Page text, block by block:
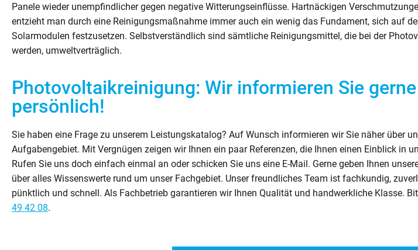
Panele wieder unempfindlicher gegen negative Witterungseinflüsse. Hartnäckigen
entzieht man durch eine Reinigungsmaßnahme immer auch ein wenig das Fundament, sich auf
Solarmodulen festzusetzen. Selbstverständlich sind sämtliche Reinigungsmittel, die bei der
werden, umweltverträglich.
Photovoltaikreinigung: Wir informieren Sie
persönlich!
Sie haben eine Frage zu unserem Leistungskatalog? Auf Wunsch informieren wir Sie näher über
Aufgabengebiet. Mit Vergnügen zeigen wir Ihnen ein paar Referenzen, die Ihnen einen Einblick in
Rufen Sie uns doch einfach einmal an oder schicken Sie uns eine E-Mail. Gerne geben Ihnen
über alles Wissenswerte rund um unser Fachgebiet. Unser freundliches Team ist fachkundig,
pünktlich und schnell. Als Fachbetrieb garantieren wir Ihnen Qualität und handwerkliche Klasse.
49 42 08.